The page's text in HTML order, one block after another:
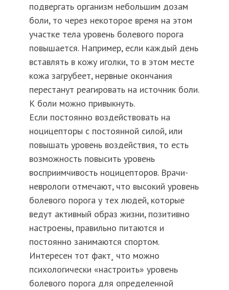
подвергать организм небольшим дозам
боли, то через некоторое время на этом
участке тела уровень болевого порога
повышается. Например, если каждый день
вставлять в кожу иголки, то в этом месте
кожа загрубеет, нервные окончания
перестанут реагировать на источник боли.
К боли можно привыкнуть.
Если постоянно воздействовать на
ноцицепторы с постоянной силой, или
повышать уровень воздействия, то есть
возможность повысить уровень
восприимчивость ноцицепторов. Врачи-
неврологи отмечают, что высокий уровень
болевого порога у тех людей, которые
ведут активный образ жизни, позитивно
настроены, правильно питаются и
постоянно занимаются спортом.
Интересен тот факт¸ что можно
психологически «настроить» уровень
болевого порога для определенной